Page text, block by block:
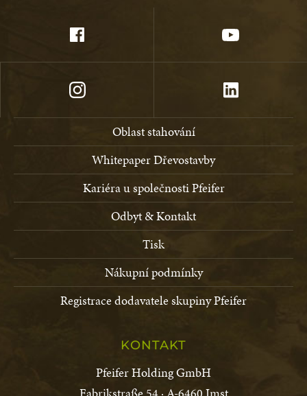
Oblast stahování
Whitepaper Dřevostavby
Kariéra u společnosti Pfeifer
Odbyt & Kontakt
Tisk
Nákupní podmínky
Registrace dodavatele skupiny Pfeifer
KONTAKT
Pfeifer Holding GmbH